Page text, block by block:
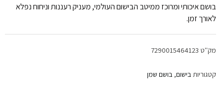
בושם איכותי ומרוכז ממיטב הבישום העולמי, מעניק רעננות וניחוח נפלא
לאורך זמן.
מק"ט 7290015464123
קטגוריות בישום, בושם שמן